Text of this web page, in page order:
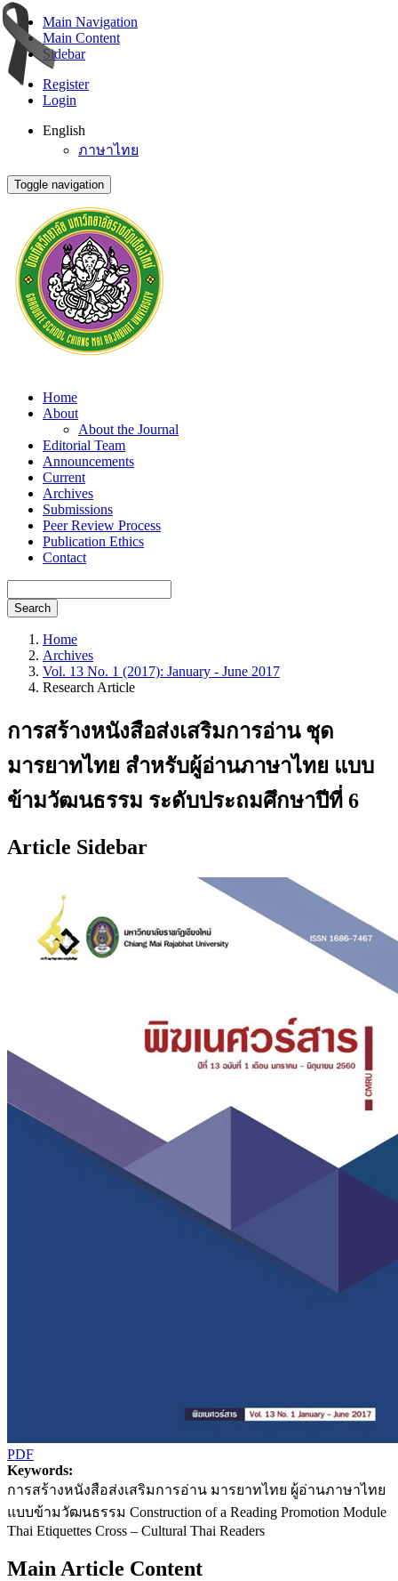
Main Navigation
Main Content
Sidebar
Register
Login
English
ภาษาไทย
Toggle navigation
Home
About
About the Journal
Editorial Team
Announcements
Current
Archives
Submissions
Peer Review Process
Publication Ethics
Contact
Search
Home
Archives
Vol. 13 No. 1 (2017): January - June 2017
Research Article
การสร้างหนังสือส่งเสริมการอ่าน ชุด
มารยาทไทย สำหรับผู้อ่านภาษาไทย แบบ
ข้ามวัฒนธรรม ระดับประถมศึกษาปีที่ 6
Article Sidebar
PDF
Keywords:
การสร้างหนังสือส่งเสริมการอ่าน มารยาทไทย ผู้อ่านภาษาไทย
แบบข้ามวัฒนธรรม Construction of a Reading Promotion Module
Thai Etiquettes Cross – Cultural Thai Readers
Main Article Content